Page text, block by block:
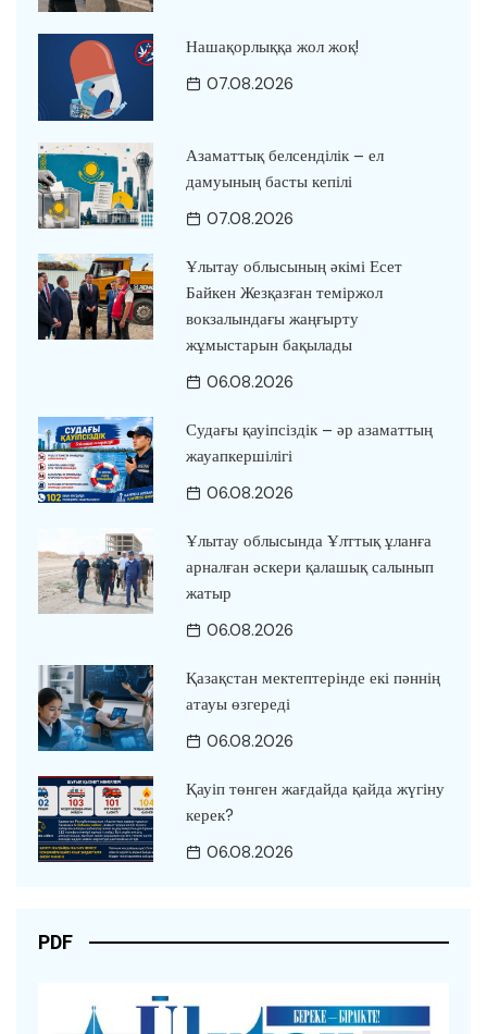
Нашақорлыққа жол жоқ!
07.08.2026
Азаматтық белсенділік – ел
дамуының басты кепілі
07.08.2026
Ұлытау облысының әкімі Есет
Байкен Жезқазған теміржол
вокзалындағы жаңғырту
жұмыстарын бақылады
06.08.2026
Судағы қауіпсіздік – әр азаматтың
жауапкершілігі
06.08.2026
Ұлытау облысында Ұлттық ұланға
арналған әскери қалашық салынып
жатыр
06.08.2026
Қазақстан мектептерінде екі пәннің
атауы өзгереді
06.08.2026
Қауіп төнген жағдайда қайда жүгіну
керек?
06.08.2026
PDF